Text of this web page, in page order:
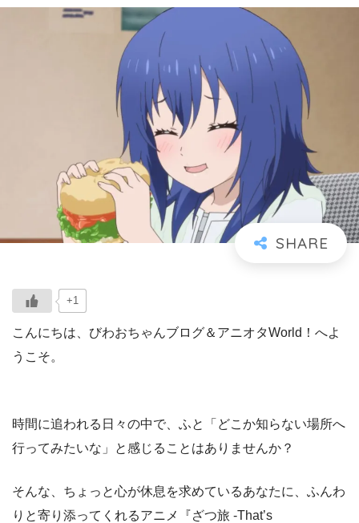
+1
こんにちは、びわおちゃんブログ＆アニオタWorld！へよ
うこそ。
時間に追われる日々の中で、ふと「どこか知らない場所へ
行ってみたいな」と感じることはありませんか？
そんな、ちょっと心が休息を求めているあなたに、ふんわ
りと寄り添ってくれるアニメ『ざつ旅 -That’s